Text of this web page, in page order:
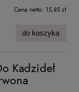
Cena netto: 15,85 zł
do koszyka
Kadzideł